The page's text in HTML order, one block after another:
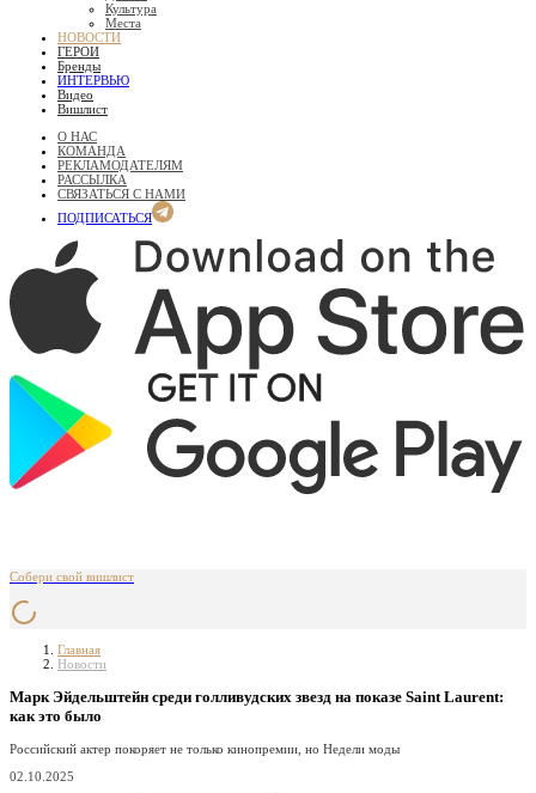
Культура
Места
НОВОСТИ
ГЕРОИ
Бренды
ИНТЕРВЬЮ
Видео
Вишлист
О НАС
КОМАНДА
РЕКЛАМОДАТЕЛЯМ
РАССЫЛКА
СВЯЗАТЬСЯ С НАМИ
ПОДПИСАТЬСЯ
Собери свой вишлист
Главная
Новости
Марк Эйдельштейн среди голливудских звезд на показе Saint Laurent:
как это было
Российский актер покоряет не только кинопремии, но Недели моды
02.10.2025